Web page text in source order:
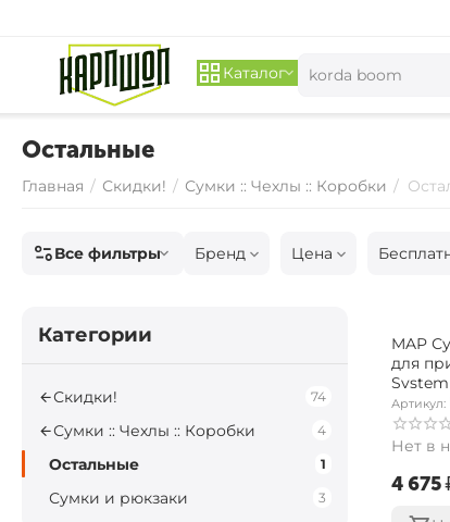
Каталог
Остальные
Главная / Скидки! / Сумки :: Чехлы :: Коробки /
Все фильтры Бренд Цена
– 33
MAP
для
System
Артикул:
Нет в
‍4 675‍
Категории
Скидки! 74
Сумки :: Чехлы :: Коробки 4
Остальные 1
Сумки и рюкзаки 3